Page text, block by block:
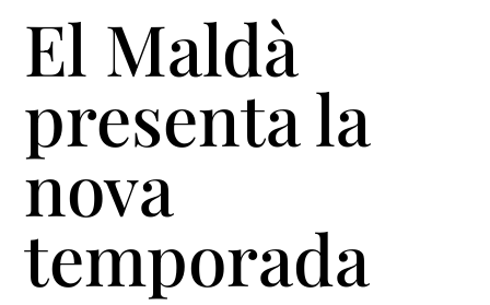
El Maldà
presenta la
nova
temporada